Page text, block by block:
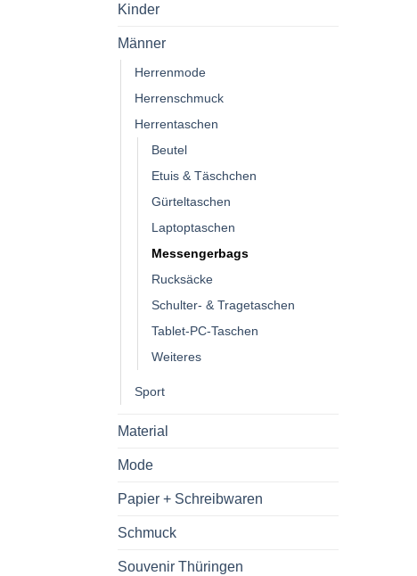
Kinder
Männer
Herrenmode
Herrenschmuck
Herrentaschen
Beutel
Etuis & Täschchen
Gürteltaschen
Laptoptaschen
Messengerbags
Rucksäcke
Schulter- & Tragetaschen
Tablet-PC-Taschen
Weiteres
Sport
Material
Mode
Papier + Schreibwaren
Schmuck
Souvenir Thüringen